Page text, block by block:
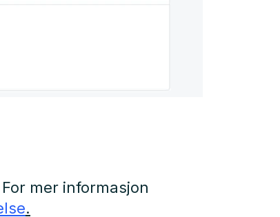
mer informasjon
.